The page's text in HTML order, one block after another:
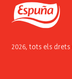
Espuña
2026, tots els drets